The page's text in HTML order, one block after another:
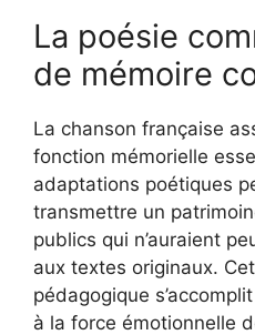
La poésie
de mémoire
La chanson française
fonction mémorielle
adaptations poétiques
transmettre un
publics qui n’auraient
aux textes originaux.
pédagogique
à la force émotionnelle